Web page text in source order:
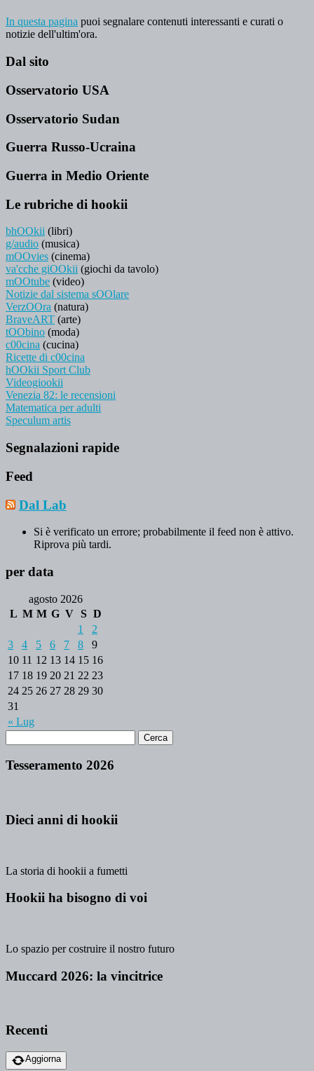
In questa pagina puoi segnalare contenuti interessanti e curati o
notizie dell'ultim'ora.
Dal sito
Osservatorio USA
Osservatorio Sudan
Guerra Russo-Ucraina
Guerra in Medio Oriente
Le rubriche di hookii
bhOOkii (libri)
g/audio (musica)
mOOvies (cinema)
va'cche giOOkii (giochi da tavolo)
mOOtube (video)
Notizie dal sistema sOOlare
VerzOOra (natura)
BraveART (arte)
tOObino (moda)
c00cina (cucina)
Ricette di c00cina
hOOkii Sport Club
Videogiookii
Venezia 82: le recensioni
Matematica per adulti
Speculum artis
Segnalazioni rapide
Feed
Dal Lab
Si è verificato un errore; probabilmente il feed non è attivo.
Riprova più tardi.
per data
agosto 2026
L M M G V S D
« Lug
1
2
3
4 5 6 7 8
9
10 11 12 13 14 15 16
17 18 19 20 21 22 23
24 25 26 27 28 29 30
31
Tesseramento 2026
Dieci anni di hookii
La storia di hookii a fumetti
Hookii ha bisogno di voi
Lo spazio per costruire il nostro futuro
Muccard 2026: la vincitrice
Recenti
Aggiorna